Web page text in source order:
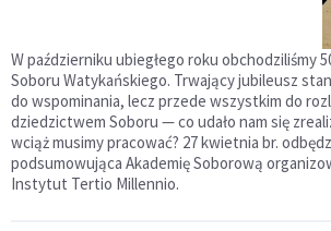
W październiku ubiegłego roku obchodziliśmy
Soboru Watykańskiego. Trwający jubileusz
do wspominania, lecz przede wszystkim do
dziedzictwem Soboru — co udało nam się
wciąż musimy pracować? 27 kwietnia br.
podsumowująca Akademię Soborową
Instytut Tertio Millennio.